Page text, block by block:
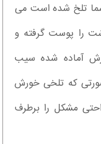
تلخ شده است می
را پوست گرفته و
آماده شده سیب
که تلخی خورش
مشکل را برطرف